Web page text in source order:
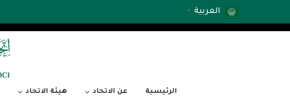
العربية ▼
الرئيسية عن الاتحاد هيئة الاتحاد